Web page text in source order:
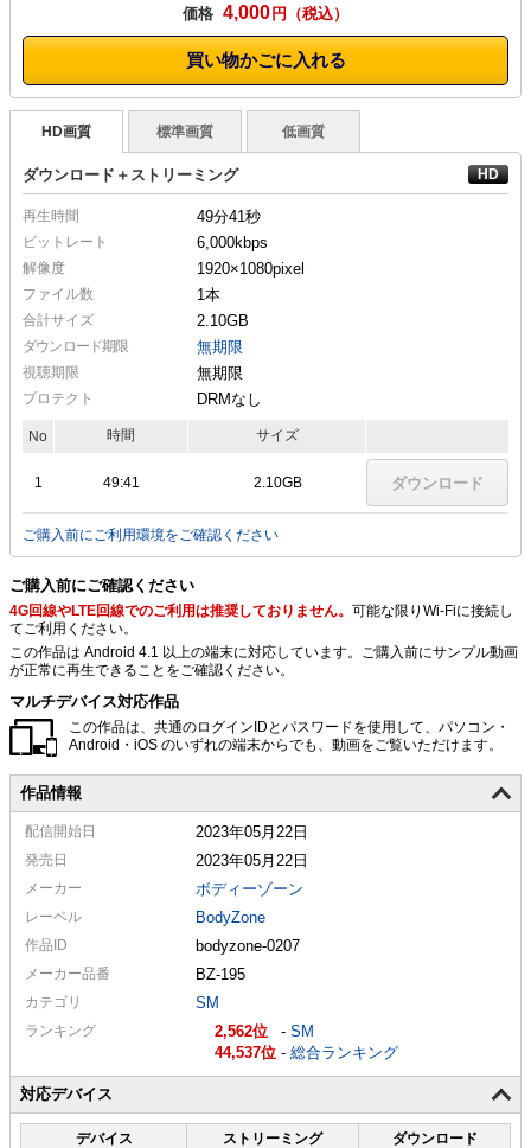
価格 4,000 円
買い物かごに入れる
HD画質 標準画質 低画質
ダウンロード＋ストリーミング
再生時間 49分41秒
ビットレート 6,000kbps
解像度 1920×1080pixel
ファイル数 1本
合計サイズ 2.10GB
ダウンロード期限 無期限
視聴期限 無期限
プロテクト DRMなし
No 時間 サイズ
1 49:41 2.10GB ダウンロード
ご購入前にご利用環境をご確認ください
ご購入前にご確認ください
4G回線やLTE回線でのご利用は推奨しておりません。 可能な限りWi-Fiに接続し
てご利用ください。
この作品は Android 4.1 以上の端末に対応しています。ご購入前にサンプル動画
が正常に再生できることをご確認ください。
マルチデバイス対応作品
この作品は、共通のログインIDとパスワードを使用して、パソコン・
Android・iOS のいずれの端末からでも、動画をご覧いただけます。
作品情報
配信開始日 2023年05月22日
発売日 2023年05月22日
メーカー ボディーゾーン
レーベル BodyZone
作品ID bodyzone-0207
メーカー品番 BZ-195
カテゴリ SM
ランキング 2,562 - SM
44,537
- 総合ランキング
対応デバイス
デバイス ストリーミング
ダウンロード